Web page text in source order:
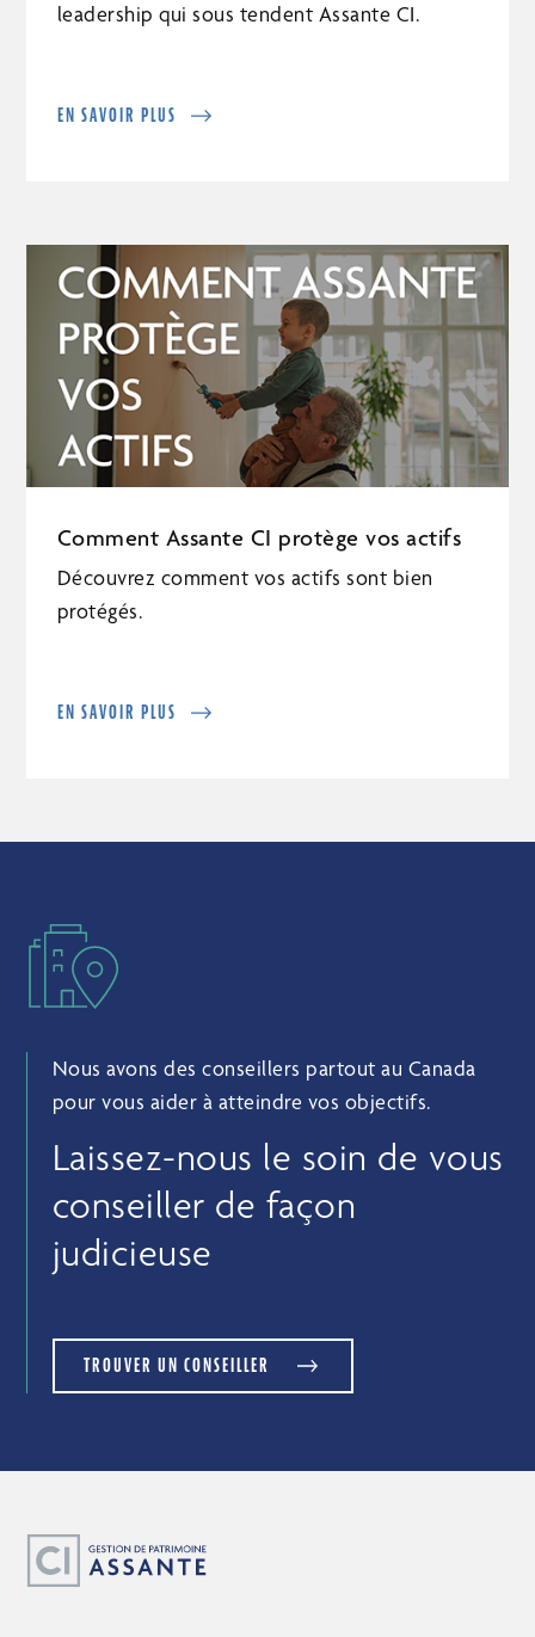
leadership qui sous tendent Assante CI.
EN SAVOIR PLUS
Comment Assante CI protège vos actifs
Découvrez comment vos actifs sont bien
protégés.
EN SAVOIR PLUS
Nous avons des conseillers partout au Canada
pour vous aider à atteindre vos objectifs.
Laissez-nous le soin de vous
conseiller de façon
judicieuse
TROUVER UN CONSEILLER